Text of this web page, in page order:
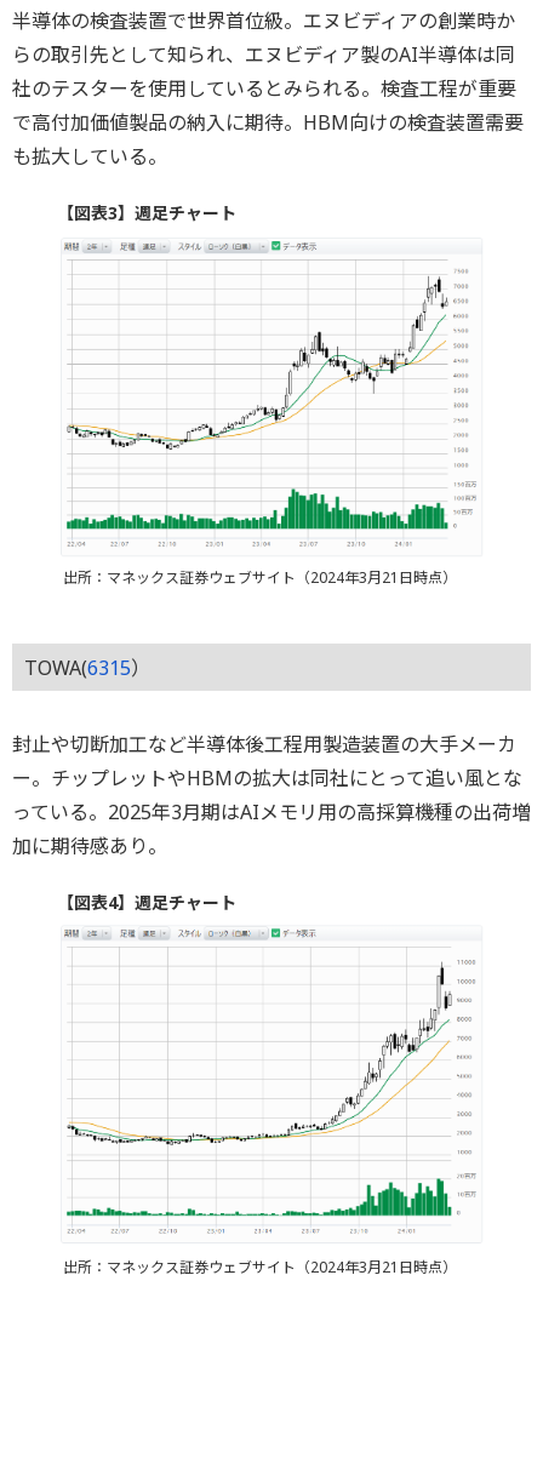
半導体の検査装置で世界首位級。エヌビディアの創業時か
らの取引先として知られ、エヌビディア製のAI半導体は同
社のテスターを使用しているとみられる。検査工程が重要
で高付加価値製品の納入に期待。HBM向けの検査装置需要
も拡大している。
【図表3】週足チャート
出所：マネックス証券ウェブサイト（2024年3月21日時点）
TOWA(6315）
封止や切断加工など半導体後工程用製造装置の大手メーカ
ー。チップレットやHBMの拡大は同社にとって追い風とな
っている。2025年3月期はAIメモリ用の高採算機種の出荷増
加に期待感あり。
【図表4】週足チャート
出所：マネックス証券ウェブサイト（2024年3月21日時点）